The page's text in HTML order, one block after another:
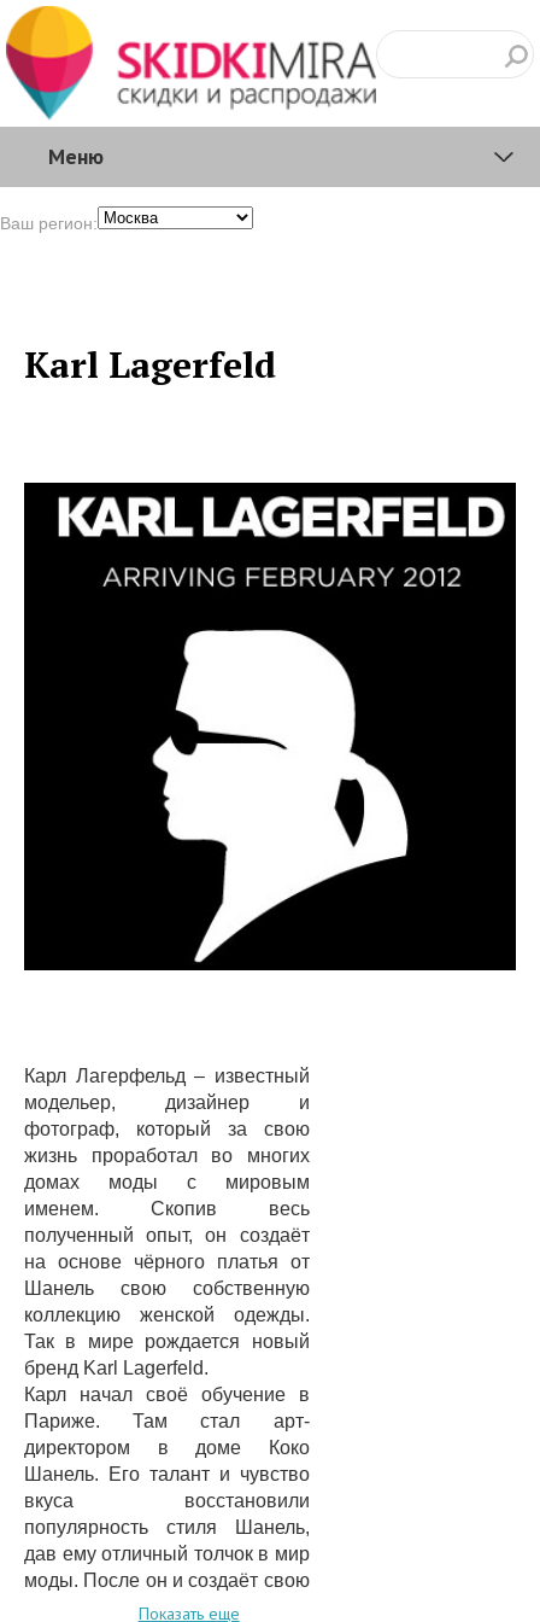
Меню
Ваш регион:
Karl Lagerfeld
Карл Лагерфельд – известный
модельер, дизайнер и
фотограф, который за свою
жизнь проработал во многих
домах моды с мировым
именем. Скопив весь
полученный опыт, он создаёт
на основе чёрного платья от
Шанель свою собственную
коллекцию женской одежды.
Так в мире рождается новый
бренд Karl Lagerfeld.
Карл начал своё обучение в
Париже. Там стал арт-
директором в доме Коко
Шанель. Его талант и чувство
вкуса восстановили
популярность стиля Шанель,
дав ему отличный толчок в мир
моды. После он и создаёт свою
первую коллекцию одежду,
Показать еще